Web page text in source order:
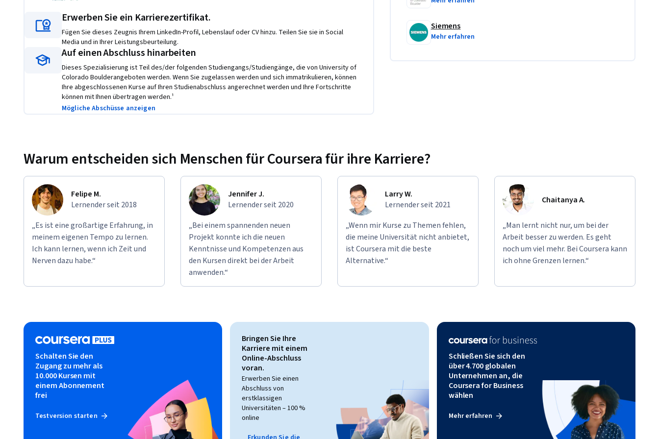
Learners work on projects throughout the specialization to apply the concepts covered in each course.
Through case studies, peer discussions, and practical exercises, you will develop the skills needed to
advance corporate responsibility, reduce environmental impact, and build resilient global supply chains.
“Design for the Circular Economy” microcredential and graduate certificate are developed around the
educational goals of providing technical, business, and leadership knowledge and skills that inspire the
transformation towards a more circular economy. This includes gaining technical knowledge to apply
circular economy principles in product design, minimizing waste and maximizing impact;
Erwerben Sie ein Karrierezertifikat.
Fügen Sie dieses Zeugnis Ihrem LinkedIn-Profil, Lebenslauf oder CV hinzu. Teilen Sie sie in Social
Media und in Ihrer Leistungsbeurteilung.
Auf einen Abschluss hinarbeiten
Dieses Spezialisierung ist Teil des/der folgenden Studiengangs/Studiengänge, die von University of
Colorado Boulderangeboten werden. Wenn Sie zugelassen werden und sich immatrikulieren, können
Ihre abgeschlossenen Kurse auf Ihren Studienabschluss angerechnet werden und Ihre Fortschritte
können mit Ihnen übertragen werden.¹
Mögliche Abschüsse anzeigen
Siemens
Mehr erfahren
Warum entscheiden sich Menschen für Coursera für ihre Karriere?
Felipe M.
Lernender seit 2018
„Es ist eine großartige Erfahrung, in
meinem eigenen Tempo zu lernen.
Ich kann lernen, wenn ich Zeit und
Nerven dazu habe.“
Jennifer J.
Lernender seit 2020
„Bei einem spannenden neuen
Projekt konnte ich die neuen
Kenntnisse und Kompetenzen aus
den Kursen direkt bei der Arbeit
anwenden.“
Larry W.
Lernender seit 2021
„Wenn mir Kurse zu Themen fehlen,
die meine Universität nicht anbietet,
ist Coursera mit die beste
Alternative.“
Chaitanya A.
„Man lernt nicht nur, um bei der
Arbeit besser zu werden. Es geht
noch um viel mehr. Bei Coursera kann
ich ohne Grenzen lernen.“
Schalten Sie den
Zugang zu mehr als
10.000 Kursen mit
einem Abonnement
frei
Testversion starten
Bringen Sie Ihre
Karriere mit einem
Online-Abschluss
voran.
Erwerben Sie einen
Abschluss von
erstklassigen
Universitäten – 100 %
online
Schließen Sie sich den
über 4.700 globalen
Unternehmen an, die
Coursera for Business
wählen
Mehr erfahren